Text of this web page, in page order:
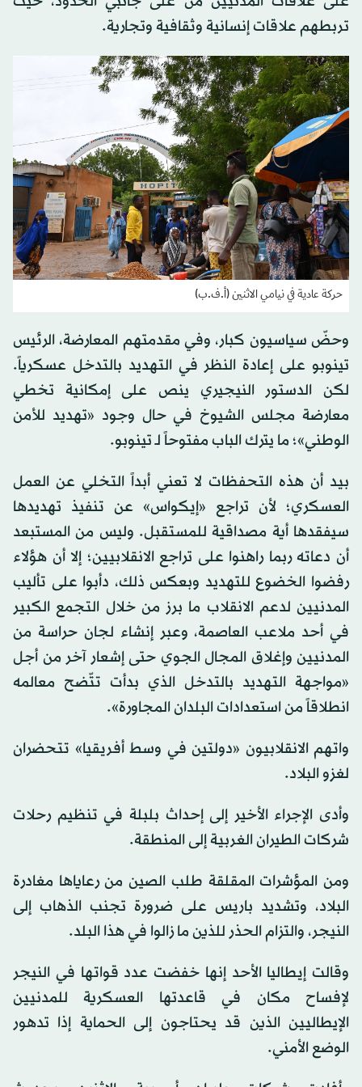
تربطهم علاقات إنسانية وثقافية وتجارية.
حركة عادية في نيامي الاثنين (أ.ف.ب)
وحضّ سياسيون كبار، وفي مقدمتهم المعارضة، الرئيس
تينوبو على إعادة النظر في التهديد بالتدخل عسكرياً.
لكن الدستور النيجيري ينص على إمكانية تخطي
معارضة مجلس الشيوخ في حال وجود «تهديد للأمن
الوطني»؛ ما يترك الباب مفتوحاً لـ تينوبو.
بيد أن هذه التحفظات لا تعني أبداً التخلي عن العمل
العسكري؛ لأن تراجع «إيكواس» عن تنفيذ تهديدها
سيفقدها أية مصداقية للمستقبل. وليس من المستبعد
أن دعاته ربما راهنوا على تراجع الانقلابيين؛ إلا أن هؤلاء
رفضوا الخضوع للتهديد وبعكس ذلك، دأبوا على تأليب
المدنيين لدعم الانقلاب ما برز من خلال التجمع الكبير
في أحد ملاعب العاصمة، وعبر إنشاء لجان حراسة من
المدنيين وإغلاق المجال الجوي حتى إشعار آخر من أجل
«مواجهة التهديد بالتدخل الذي بدأت تتّضح معالمه
انطلاقاً من استعدادات البلدان المجاورة».
واتهم الانقلابيون «دولتين في وسط أفريقيا» تتحضران
لغزو البلاد.
وأدى الإجراء الأخير إلى إحداث بلبلة في تنظيم رحلات
شركات الطيران الغربية إلى المنطقة.
ومن المؤشرات المقلقة طلب الصين من رعاياها مغادرة
البلاد، وتشديد باريس على ضرورة تجنب الذهاب إلى
النيجر، والتزام الحذر للذين ما زالوا في هذا البلد.
وقالت إيطاليا الأحد إنها خفضت عدد قواتها في النيجر
لإفساح مكان في قاعدتها العسكرية للمدنيين
الإيطاليين الذين قد يحتاجون إلى الحماية إذا تدهور
الوضع الأمني.